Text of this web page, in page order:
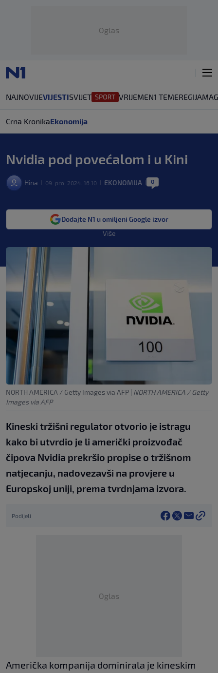
Oglas
NAJNOVIJEVIJESTISVIJET VRIJEMEN1 TEMEREGIJA
Crna KronikaEkonomija
Nvidia pod povećalom i u Kini
Hina 09. pro. 2024. 16:10 EKONOMIJA 0
Dodajte N1 u omiljeni Google izvor
Više
NORTH AMERICA / Getty Images via AFP | NORTH AMERICA / Getty
Images via AFP
Kineski tržišni regulator otvorio je istragu
kako bi utvrdio je li američki proizvođač
čipova Nvidia prekršio propise o tržišnom
natjecanju, nadovezavši na provjere u
Europskoj uniji, prema tvrdnjama izvora.
Podijeli
Oglas
Američka kompanija dominirala je kineskim